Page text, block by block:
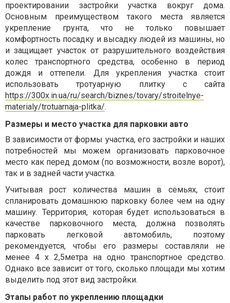
проектировании застройки участка вокруг дома.
Основным преимуществом такого места является
укрепление грунта, что не только повышает
комфортность посадку и высадку людей из машины, но
и защищает участок от разрушительного воздействия
колес транспортного средства, особенно в период
дождя и оттепели. Для укрепления участка стоит
использовать тротуарную плитку с сайта
https://300x.in.ua/ru/search/biznes/tovary/stroitelnye-
materialy/trotuarnaja-plitka/.
Размеры и место участка для парковки авто
В зависимости от формы участка, его застройки и наших
потребностей мы можем организовать парковочное
место как перед домом (по возможности, возле ворот),
так и в задней части участка.
Учитывая рост количества машин в семьях, стоит
спланировать домашнюю парковку более чем на одну
машину. Территория, которая будет использоваться в
качестве парковочного места, должна позволять
парковать легковой автомобиль, поэтому
рекомендуется, чтобы его размеры составляли не
менее 4 x 2,5метра на одно транспортное средство.
Однако все зависит от того, сколько площади мы хотим
выделить под этот вид застройки.
Этапы работ по укреплению площадки